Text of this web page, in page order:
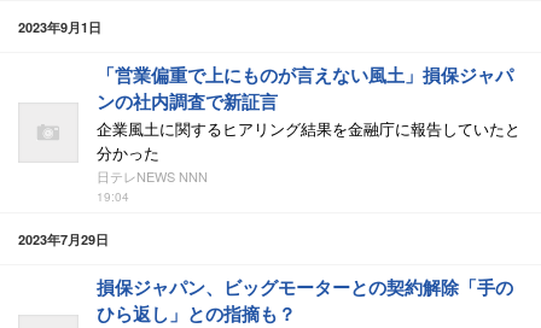
2023年9月1日
「営業偏重で上にものが言えない風土」損保ジャパ
ンの社内調査で新証言
企業風土に関するヒアリング結果を金融庁に報告していたと
分かった
日テレNEWS NNN
19:04
2023年7月29日
損保ジャパン、ビッグモーターとの契約解除「手の
ひら返し」との指摘も？